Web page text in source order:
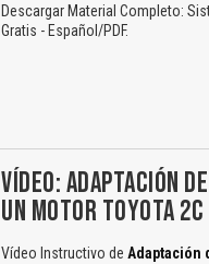
Descargar Material Completo:
Gratis - Español/PDF.
VÍDEO: ADAPTACIÓN
UN MOTOR TOYOTA 2C
Vídeo Instructivo de Adaptación